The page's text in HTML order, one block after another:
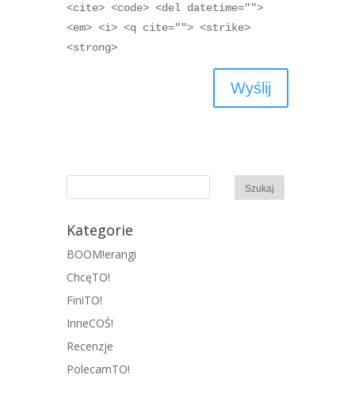
<cite> <code> <del datetime="">
<em> <i> <q cite=""> <strike>
<strong>
Kategorie
BOOM!erangi
ChcęTO!
FiniTO!
InneCOŚ!
Recenzje
PolecamTO!